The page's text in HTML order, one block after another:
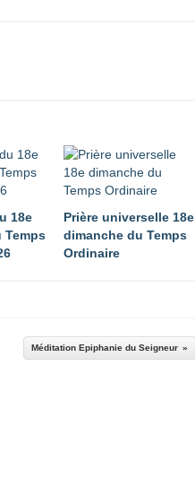
18e
Temps
Prière universelle 18e
dimanche du Temps
Ordinaire
Méditation Epiphanie du Seigneur